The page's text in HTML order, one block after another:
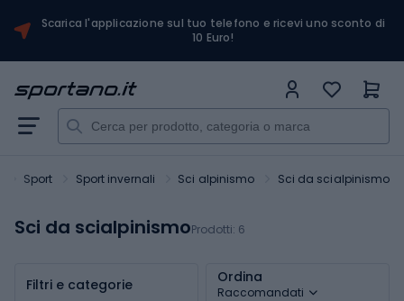
Scarica l'applicazione sul tuo telefono e ricevi uno sconto di
10 Euro!
Sport Sport invernali Sci alpinismo Sci da scialpinismo
Sci da scialpinismoProdotti: 6
Filtri e categorie Ordina
Raccomandati